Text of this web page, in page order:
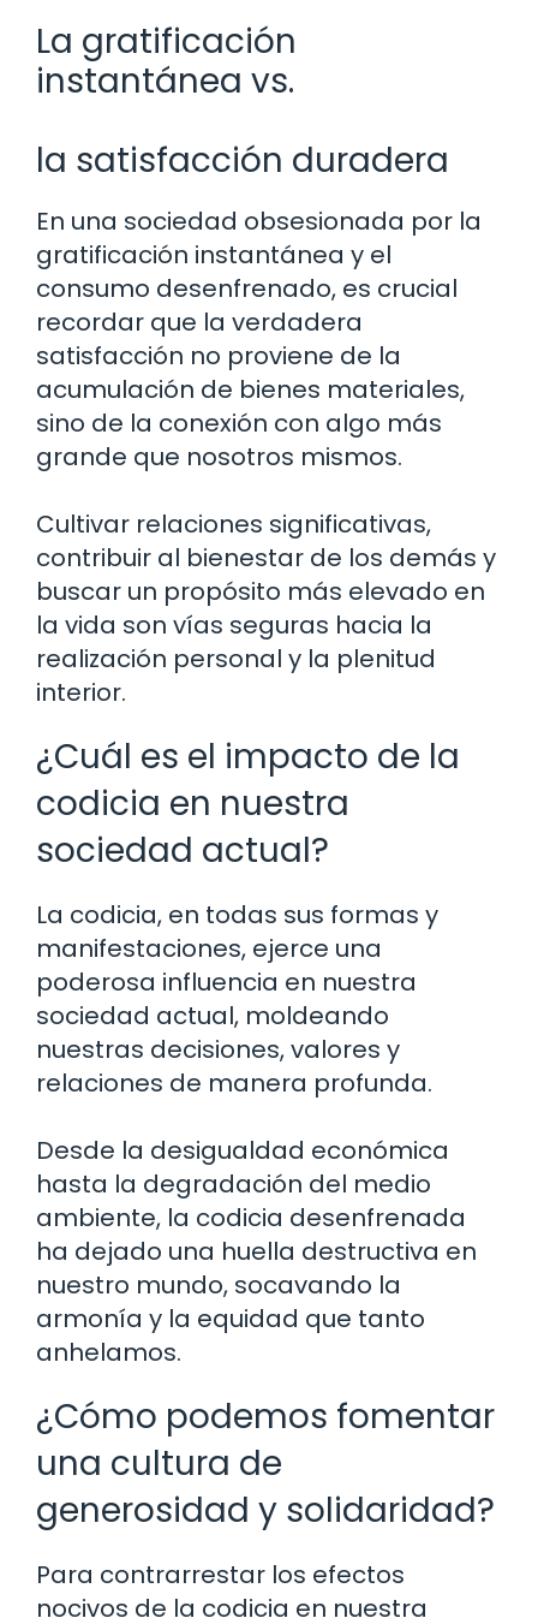
La gratificación
instantánea vs.
la satisfacción duradera
En una sociedad obsesionada por la
gratificación instantánea y el
consumo desenfrenado, es crucial
recordar que la verdadera
satisfacción no proviene de la
acumulación de bienes materiales,
sino de la conexión con algo más
grande que nosotros mismos.
Cultivar relaciones significativas,
contribuir al bienestar de los demás y
buscar un propósito más elevado en
la vida son vías seguras hacia la
realización personal y la plenitud
interior.
¿Cuál es el impacto de la
codicia en nuestra
sociedad actual?
La codicia, en todas sus formas y
manifestaciones, ejerce una
poderosa influencia en nuestra
sociedad actual, moldeando
nuestras decisiones, valores y
relaciones de manera profunda.
Desde la desigualdad económica
hasta la degradación del medio
ambiente, la codicia desenfrenada
ha dejado una huella destructiva en
nuestro mundo, socavando la
armonía y la equidad que tanto
anhelamos.
¿Cómo podemos fomentar
una cultura de
generosidad y solidaridad?
Para contrarrestar los efectos
nocivos de la codicia en nuestra